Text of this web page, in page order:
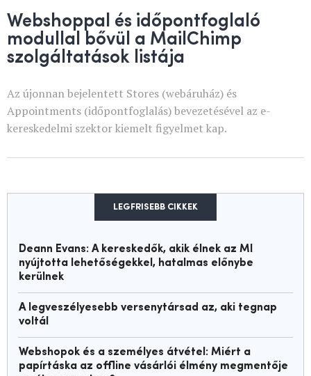
Webshoppal és időpontfoglaló
modullal bővül a MailChimp
szolgáltatások listája
Az újonnan bejelentett Stores (webáruház) és
Appointments (időpontfoglalás) bevezetésével az e-
kereskedelmi szektor kiemelt figyelmet kap.
LEGFRISEBB CIKKEK
Deann Evans: A kereskedők, akik élnek az MI
nyújtotta lehetőségekkel, hatalmas előnybe
kerülnek
A legveszélyesebb versenytársad az, aki tegnap
voltál
Webshopok és a személyes átvétel: Miért a
papírtáska az offline vásárlói élmény megmentője